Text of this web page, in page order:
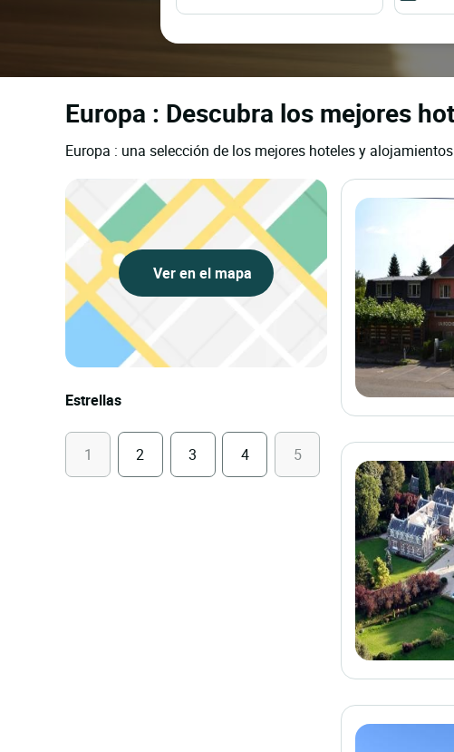
Europa : Descubra los mejores
Europa : una selección de los mejores hoteles y
Ver en el mapa
Estrellas
1 2 3 4 5